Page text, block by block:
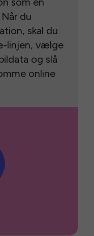
du
skal du
linjen, vælge
og slå
online